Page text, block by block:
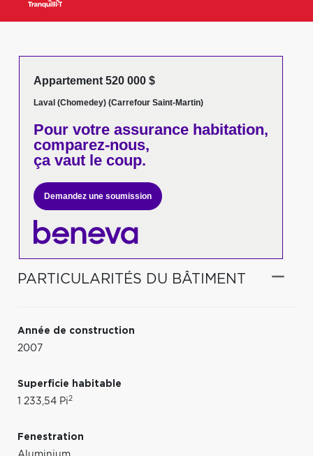
Appartement 520 000 $
Laval (Chomedey) (Carrefour Saint-Martin)
Pour votreassurance habitation,
comparez-nous,
ça vaut le coup.
Demandez une soumission
PARTICULARITÉS DU BÂTIMENT
Année de construction
2007
Superficie habitable
1 233,54 Pi2
Fenestration